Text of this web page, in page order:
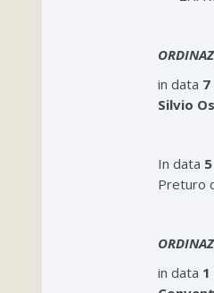
in data
Silvio
In data
Preturo
in data